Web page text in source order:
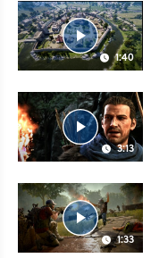
1:40
3:13
1:33